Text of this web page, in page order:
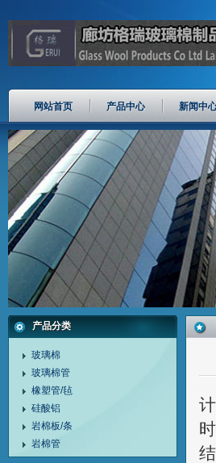
网站首页 产品中心 新闻中
产品分类
玻璃棉
玻璃棉管
橡塑管/毡
硅酸铝
岩棉板/条
岩棉管